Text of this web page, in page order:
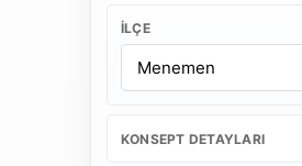
İLÇE
KONSEPT DETAYLARI